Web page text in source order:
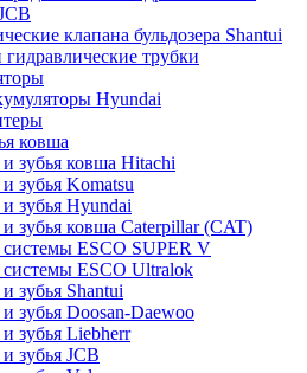
клапана бульдозера Shantui
трубки
Hyundai
ковша
зубья ковша Hitachi
зубья Komatsu
зубья Hyundai
зубья ковша Caterpillar (CAT)
ESCO SUPER V
ESCO Ultralok
зубья Shantui
зубья Doosan-Daewoo
зубья Liebherr
зубья JCB